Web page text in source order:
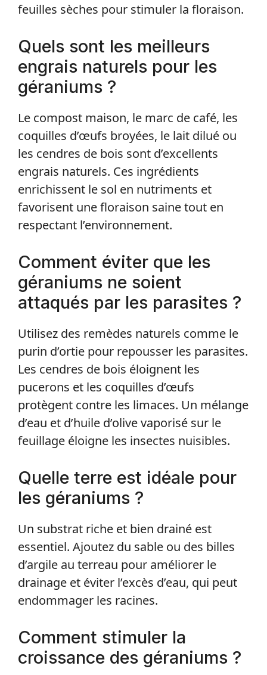
feuilles sèches pour stimuler la floraison.
Quels sont les meilleurs
engrais naturels pour les
géraniums ?
Le compost maison, le marc de café, les
coquilles d’œufs broyées, le lait dilué ou
les cendres de bois sont d’excellents
engrais naturels. Ces ingrédients
enrichissent le sol en nutriments et
favorisent une floraison saine tout en
respectant l’environnement.
Comment éviter que les
géraniums ne soient
attaqués par les parasites ?
Utilisez des remèdes naturels comme le
purin d’ortie pour repousser les parasites.
Les cendres de bois éloignent les
pucerons et les coquilles d’œufs
protègent contre les limaces. Un mélange
d’eau et d’huile d’olive vaporisé sur le
feuillage éloigne les insectes nuisibles.
Quelle terre est idéale pour
les géraniums ?
Un substrat riche et bien drainé est
essentiel. Ajoutez du sable ou des billes
d’argile au terreau pour améliorer le
drainage et éviter l’excès d’eau, qui peut
endommager les racines.
Comment stimuler la
croissance des géraniums ?